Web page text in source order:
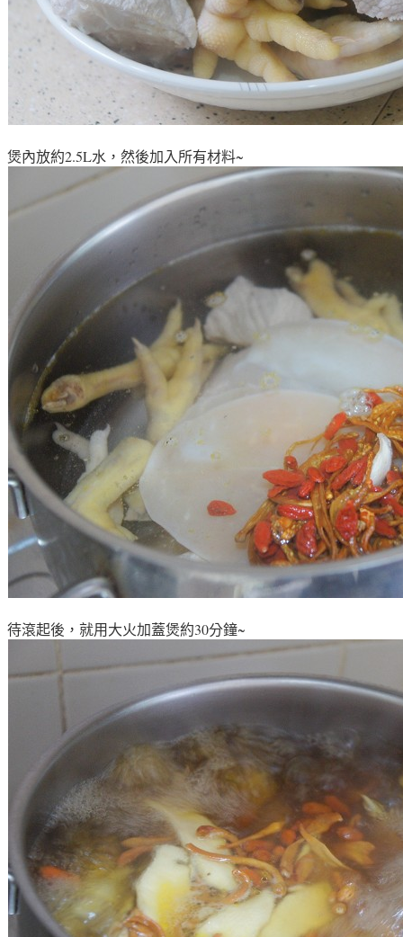
煲內放約2.5L水，然後加入所有材料~
待滾起後，就用大火加蓋煲約30分鐘~